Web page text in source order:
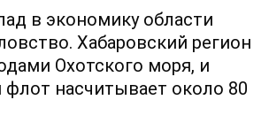
в экономику области
Хабаровский регион
Охотского моря, и
насчитывает около 80